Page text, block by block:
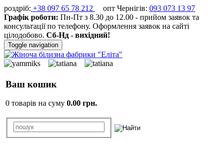
роздріб: +38 097 65 78 212 опт Чернігів: 093 073 13 97
Графік роботи: Пн-Пт з 8.30 до 12.00 - прийом заявок та
консультації по телефону. Оформлення заявок на сайті
цілодобово. Сб-Нд - вихідний!
Toggle navigation
Ваш кошик
0 товарів на суму 0.00 грн.